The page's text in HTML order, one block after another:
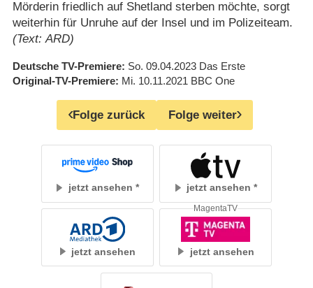
Mörderin friedlich auf Shetland sterben möchte, sorgt
weiterhin für Unruhe auf der Insel und im Polizeiteam.
(Text: ARD)
Deutsche TV-Premiere So. 09.04.2023 Das Erste
Original-TV-Premiere Mi. 10.11.2021 BBC One
Folge zurück Folge weiter
jetzt ansehen jetzt ansehen
jetzt ansehen jetzt ansehen
MagentaTV